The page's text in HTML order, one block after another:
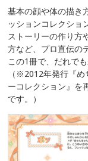
基本の顔や体の描き
ッションコレクショ
ストーリーの作り方
方など、プロ直伝の
この1冊で、だれで
（※2012年発行『
ーコレクション』を
です。）